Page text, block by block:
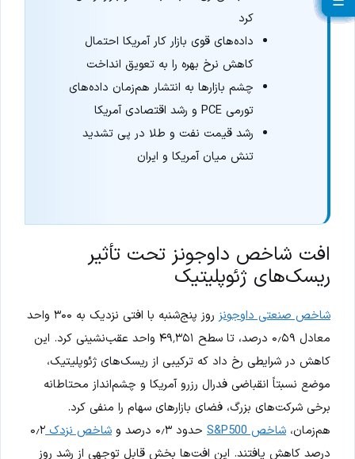
کرد
داده‌های قوی بازار کار آمریکا احتمال
کاهش نرخ بهره را به تعویق انداخت
چشم بازارها به انتشار هم‌زمان داده‌های
تورمی PCE و رشد اقتصادی آمریکا
رشد قیمت نفت و طلا در پی تشدید
تنش میان آمریکا و ایران
افت شاخص داوجونز تحت تأثیر
ریسک‌های ژئوپلیتیک
شاخص صنعتی داوجونز
روز پنج‌شنبه با افتی نزدیک به ۳۰۰ واحد
معادل ۰٫۵۹ درصد، تا سطح ۴۹٬۳۵۱ واحد عقب‌نشینی کرد. این
کاهش در شرایطی رخ داد که ترکیبی از ریسک‌های ژئوپلیتیک،
موضع نسبتاً انقباضی فدرال رزرو آمریکا و چشم‌انداز محتاطانه
برخی شرکت‌های بزرگ، فضای بازارهای سهام را منفی کرد.
هم‌زمان، شاخص S&P500 حدود ۰٫۳ درصد و شاخص نزدک۰٫۲
درصد کاهش یافتند. این افت‌ها بخش قابل توجهی از رشد روز